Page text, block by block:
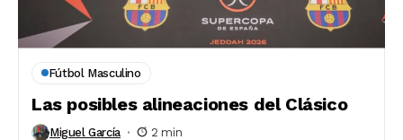
Fútbol Masculino
Las posibles alineaciones del Clásico
Miguel García 2 min